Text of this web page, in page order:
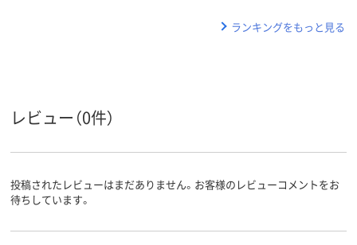
ランキングをもっと見る
レビュー（0件）
投稿されたレビューはまだありません。お客様のレビューコメントをお
待ちしています。